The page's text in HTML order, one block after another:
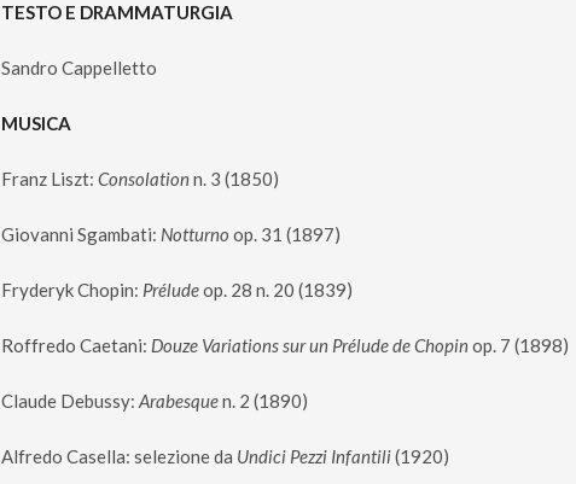
TESTO E DRAMMATURGIA
Sandro Cappelletto
MUSICA
Franz Liszt:Consolationn. 3 (1850)
Giovanni Sgambati: Notturno op. 31 (1897)
Fryderyk Chopin: Préludeop. 28 n. 20 (1839)
Roffredo Caetani: Douze Variations sur un Prélude de Chopinop. 7 (1898)
Claude Debussy:Arabesquen. 2 (1890)
Alfredo Casella: selezione da Undici Pezzi Infantili(1920)